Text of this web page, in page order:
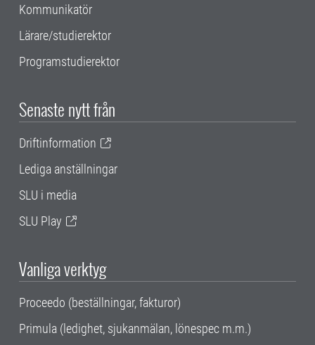
Kommunikatör
Lärare/studierektor
Programstudierektor
Senaste nytt från
Driftinformation
Lediga anställningar
SLU i media
SLU Play
Vanliga verktyg
Proceedo (beställningar, fakturor)
Primula (ledighet, sjukanmälan, lönespec m.m.)